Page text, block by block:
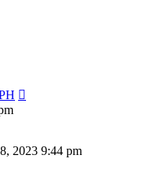
2023 9:44 pm